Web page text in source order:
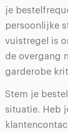
je
persoonlijke
vuistregel is
de overgang
garderobe
Stem je
situatie. Heb